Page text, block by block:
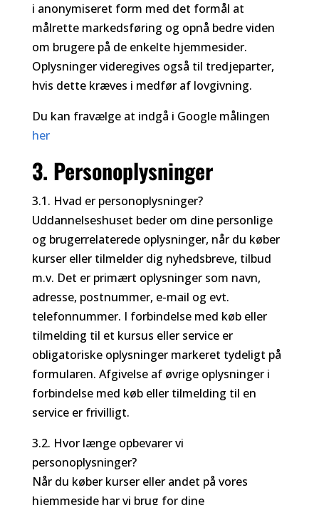
i anonymiseret form med det formål at
målrette markedsføring og opnå bedre viden
om brugere på de enkelte hjemmesider.
Oplysninger videregives også til tredjeparter,
hvis dette kræves i medfør af lovgivning.
Du kan fravælge at indgå i Google målingen
her
3. Personoplysninger
3.1. Hvad er personoplysninger?
Uddannelseshuset beder om dine personlige
og brugerrelaterede oplysninger, når du køber
kurser eller tilmelder dig nyhedsbreve, tilbud
m.v. Det er primært oplysninger som navn,
adresse, postnummer, e-mail og evt.
telefonnummer. I forbindelse med køb eller
tilmelding til et kursus eller service er
obligatoriske oplysninger markeret tydeligt på
formularen. Afgivelse af øvrige oplysninger i
forbindelse med køb eller tilmelding til en
service er frivilligt.
3.2. Hvor længe opbevarer vi
personoplysninger?
Når du køber kurser eller andet på vores
hjemmeside har vi brug for dine